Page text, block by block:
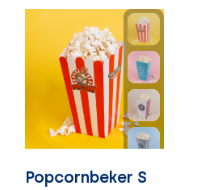
Popcornbeker S